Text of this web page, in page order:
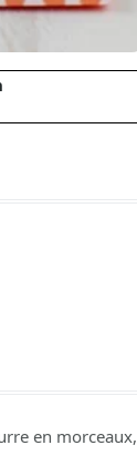
en morceaux,